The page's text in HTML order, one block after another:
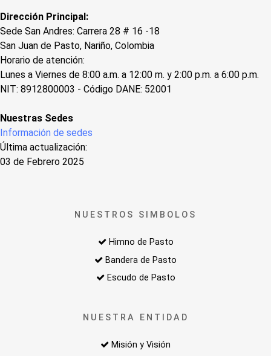
Dirección Principal:
Sede San Andres: Carrera 28 # 16 -18
San Juan de Pasto, Nariño, Colombia
Horario de atención:
Lunes a Viernes de 8:00 a.m. a 12:00 m. y 2:00 p.m. a 6:00 p.m.
NIT: 8912800003 - Código DANE: 52001
Nuestras Sedes
Información de sedes
Última actualización:
03 de Febrero 2025
NUESTROS SIMBOLOS
Himno de Pasto
Bandera de Pasto
Escudo de Pasto
NUESTRA ENTIDAD
Misión y Visión